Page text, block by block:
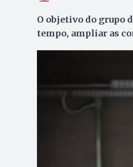
O objetivo do grupo
tempo, ampliar as